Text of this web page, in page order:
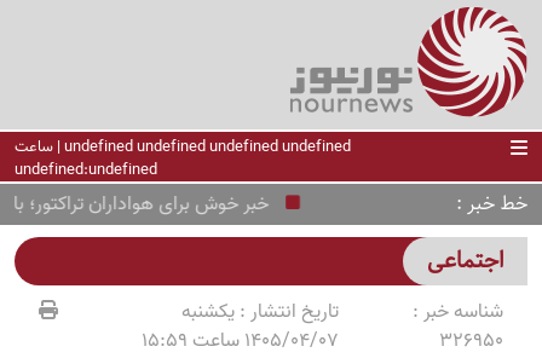
undefined undefined undefined undefined | ساعت
undefined:undefined
خط خبر خبر خوش برای هواداران تراکتور؛ بازی
اجتماعی
شناسه خبر :
326950
تاریخ انتشار :یکشنبه
1405/04/07 ساعت 15:59